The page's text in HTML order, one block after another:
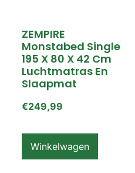
ZEMPIRE
Monstabed Single
195 X 80 X 42 Cm
Luchtmatras En
Slaapmat
€249,99
Winkelwagen